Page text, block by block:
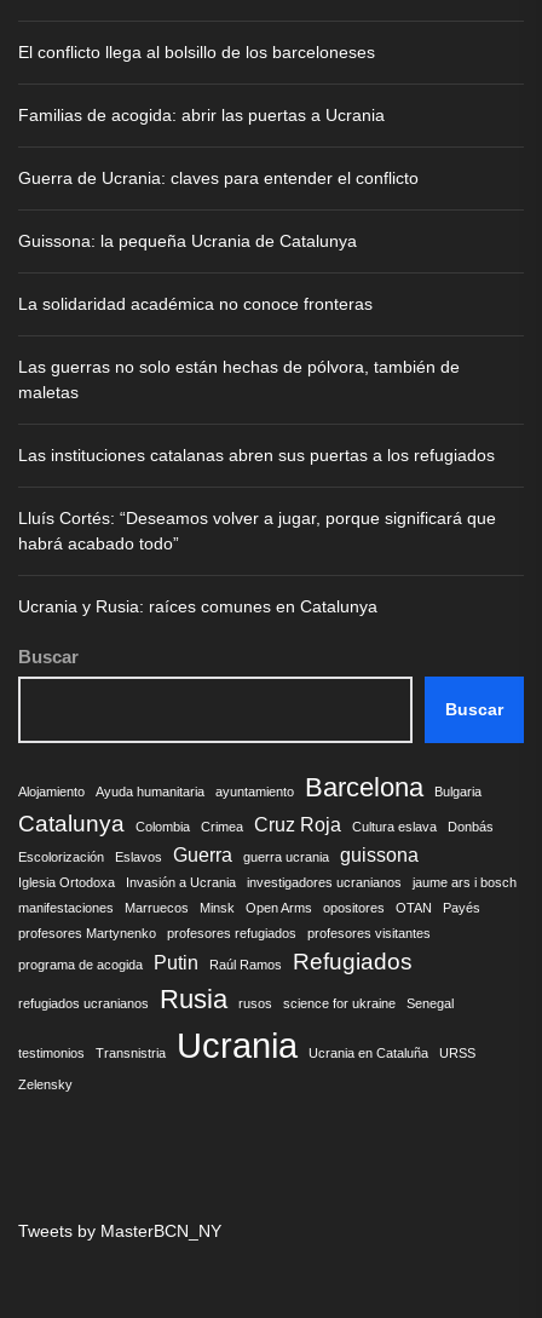
El conflicto llega al bolsillo de los barceloneses
Familias de acogida: abrir las puertas a Ucrania
Guerra de Ucrania: claves para entender el conflicto
Guissona: la pequeña Ucrania de Catalunya
La solidaridad académica no conoce fronteras
Las guerras no solo están hechas de pólvora, también de
maletas
Las instituciones catalanas abren sus puertas a los refugiados
Lluís Cortés: “Deseamos volver a jugar, porque significará que
habrá acabado todo”
Ucrania y Rusia: raíces comunes en Catalunya
Buscar
Buscar
Alojamiento Ayuda humanitaria ayuntamiento Barcelona Bulgaria
Catalunya Colombia Crimea Cruz Roja Cultura eslava Donbás
Escolorización Eslavos Guerra guerra ucrania guissona
Iglesia Ortodoxa Invasión a Ucrania investigadores ucranianos
jaume ars i bosch
manifestaciones
Marruecos Minsk Open Arms opositores OTAN
Payés
profesores Martynenko
profesores refugiados profesores visitantes
programa de acogida Putin Raúl Ramos Refugiados
refugiados ucranianos Rusia rusos science for ukraine Senegal
testimonios Transnistria Ucrania Ucrania en Cataluña URSS
Zelensky
Tweets by MasterBCN_NY